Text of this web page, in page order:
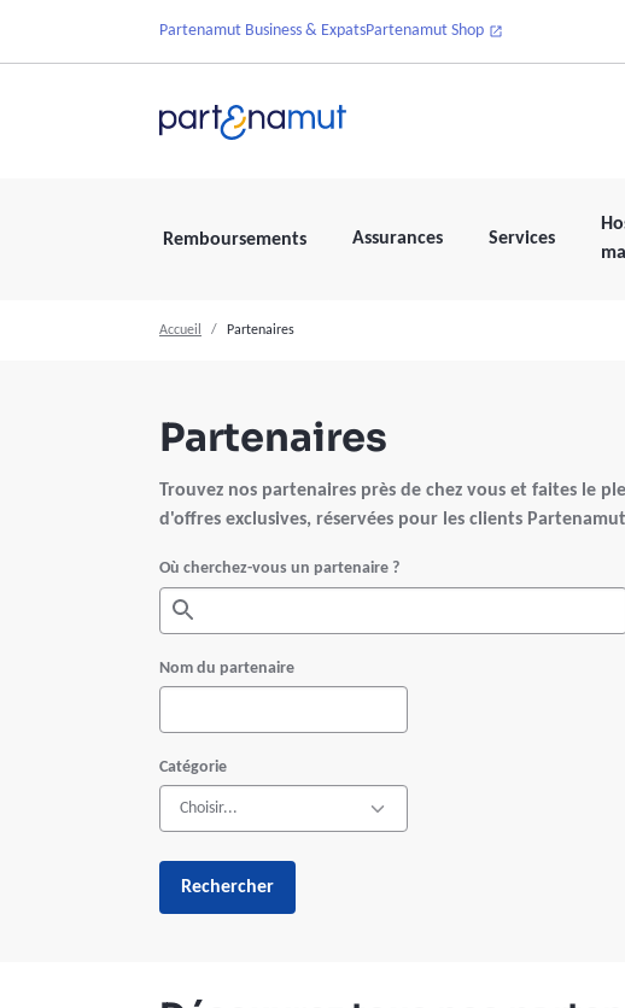
Partenamut Business & ExpatsPartenamut Shop
Remboursements Assurances Services
Accueil Partenaires
Partenaires
Trouvez nos partenaires près de chez vous et faites le
d'offres exclusives, réservées pour les clients
Où cherchez-vous un partenaire ?
Nom du partenaire
Catégorie
Rechercher